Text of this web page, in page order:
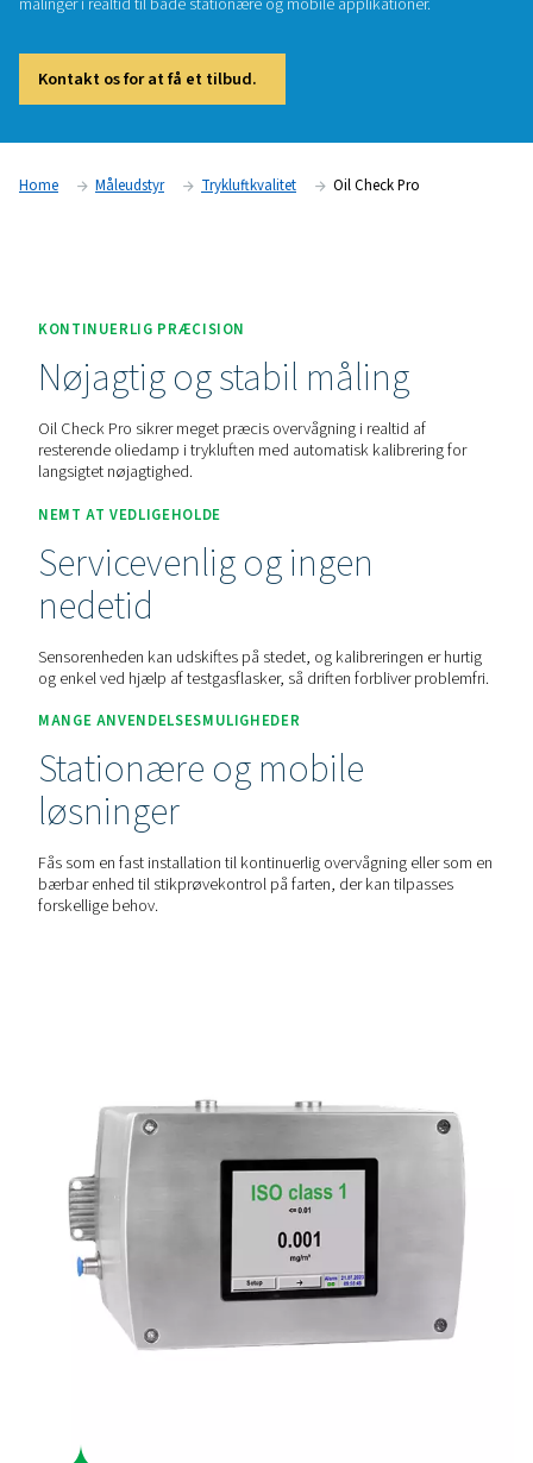
Oil Check Pro
Oil Check Pro overvåger kontinuerligt restoliedampe i
verificering på stedet og langsigtet stabilitet leverer den
Home Måleudstyr Trykluftkvalitet Oil Check Pro
KONTINUERLIG PRÆCISION
Nøjagtig og stabil måling
Oil Check Pro sikrer meget præcis overvågning i realtid af
resterende oliedamp i trykluften med automatisk
langsigtet nøjagtighed.
NEMT AT VEDLIGEHOLDE
Servicevenlig og ingen
MANGE ANVENDELSESMULIGHEDER
Stationære og mobile
løsninger
Fås som en fast installation til kontinuerlig overvågning
bærbar enhed til stikprøvekontrol på farten, der kan
forskellige behov.